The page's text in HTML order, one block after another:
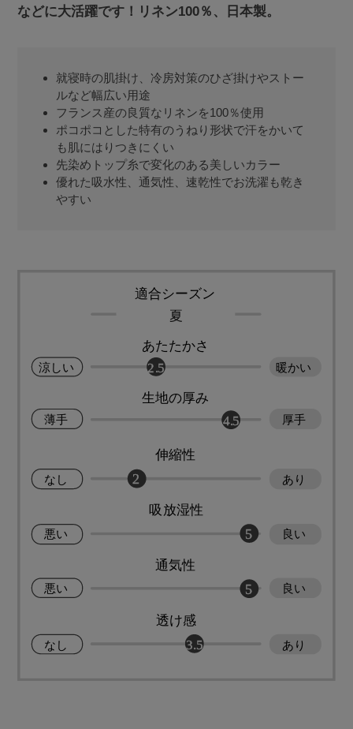
などに大活躍です！リネン100％、日本製。
就寝時の肌掛け、冷房対策のひざ掛けやストー
ルなど幅広い用途
フランス産の良質なリネンを100％使用
ポコポコとした特有のうねり形状で汗をかいて
も肌にはりつきにくい
先染めトップ糸で変化のある美しいカラー
優れた吸水性、通気性、速乾性でお洗濯も乾き
やすい